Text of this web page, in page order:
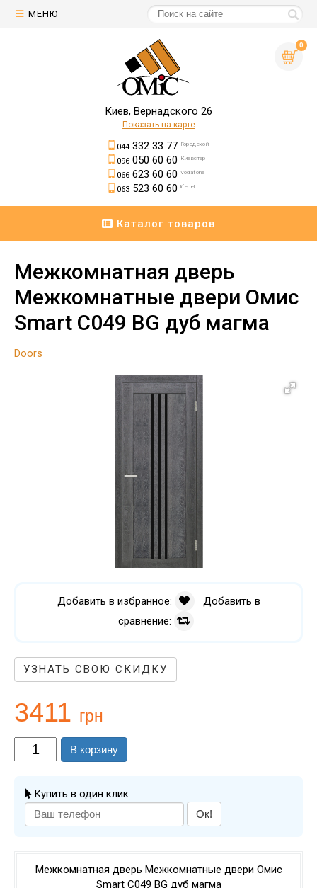
МЕНЮ
0
Киев, Вернадского 26
Показать на карте
044332 33 77 Городской
096050 60 60 Киевстар
066623 60 60 Vodafone
063523 60 60 lifecell
Каталог товаров
Межкомнатная дверь
Межкомнатные двери Омис
Smart C049 BG дуб магма
Doors
Добавить в избранное:
Добавить в
сравнение:
УЗНАТЬ СВОЮ СКИДКУ
3411 грн
В корзину
Купить в один клик
Ок!
Межкомнатная дверь Межкомнатные двери Омис
Smart C049 BG дуб магма